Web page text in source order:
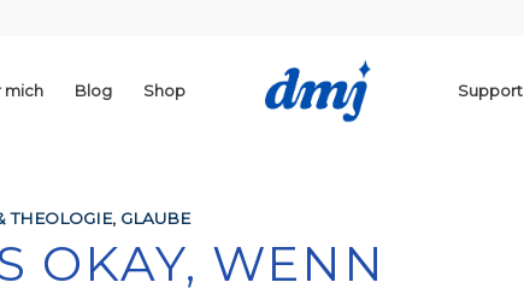
mich Blog Shop Support
THEOLOGIE, GLAUBE
OKAY, WENN